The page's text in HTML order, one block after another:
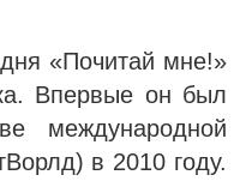
«Почитай мне!»
Впервые он был
международной
в 2010 году.